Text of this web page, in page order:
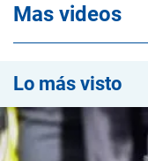
Mas videos
Lo más visto